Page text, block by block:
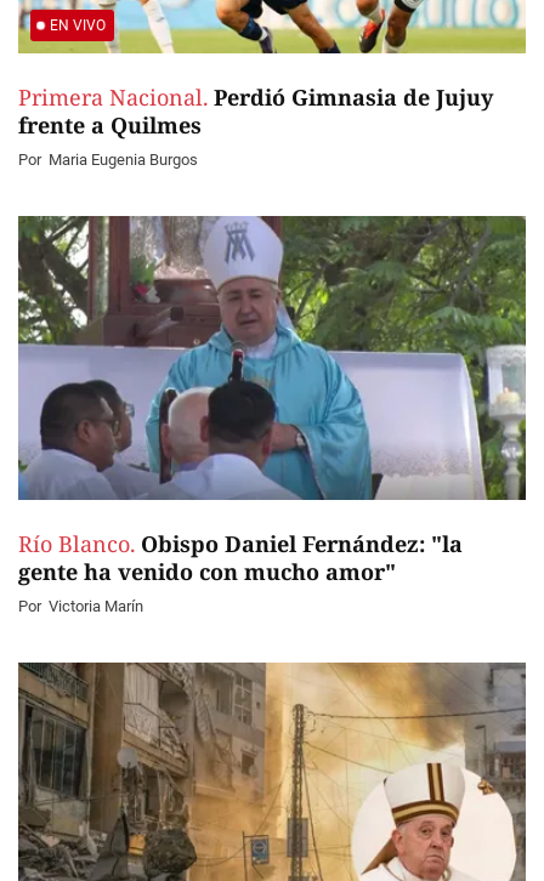
EN VIVO
Primera Nacional. Perdió Gimnasia de Jujuy
frente a Quilmes
Por Maria Eugenia Burgos
Río Blanco. Obispo Daniel Fernández: "la
gente ha venido con mucho amor"
Por Victoria Marín